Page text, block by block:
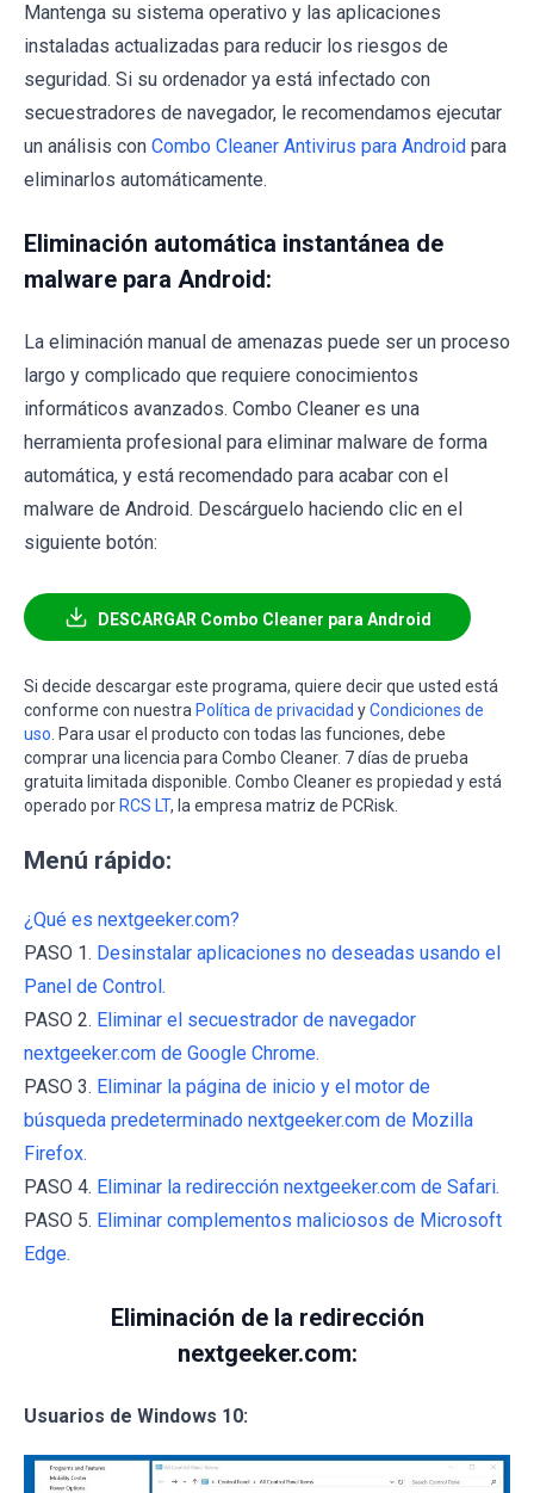
Mantenga su sistema operativo y las aplicaciones
instaladas actualizadas para reducir los riesgos de
seguridad. Si su ordenador ya está infectado con
secuestradores de navegador, le recomendamos ejecutar
un análisis con Combo Cleaner Antivirus para Android para
eliminarlos automáticamente.
Eliminación automática instantánea de
malware para Android:
La eliminación manual de amenazas puede ser un proceso
largo y complicado que requiere conocimientos
informáticos avanzados. Combo Cleaner es una
herramienta profesional para eliminar malware de forma
automática, y está recomendado para acabar con el
malware de Android. Descárguelo haciendo clic en el
siguiente botón:
DESCARGAR Combo Cleaner para Android
Si decide descargar este programa, quiere decir que usted está
conforme con nuestra Política de privacidad yCondiciones de
uso. Para usar el producto con todas las funciones, debe
comprar una licencia para Combo Cleaner. 7 días de prueba
gratuita limitada disponible. Combo Cleaner es propiedad y está
operado por RCS LT, la empresa matriz de PCRisk.
Menú rápido:
¿Qué es nextgeeker.com?
PASO 1. Desinstalar aplicaciones no deseadas usando el
Panel de Control.
PASO 2. Eliminar el secuestrador de navegador
nextgeeker.com de Google Chrome.
PASO 3. Eliminar la página de inicio y el motor de
búsqueda predeterminado nextgeeker.com de Mozilla
Firefox.
PASO 4. Eliminar la redirección nextgeeker.com de Safari.
PASO 5. Eliminar complementos maliciosos de Microsoft
Edge.
Eliminación de la redirección
nextgeeker.com:
Usuarios de Windows 10: